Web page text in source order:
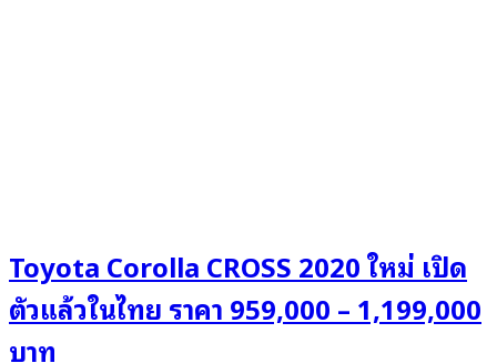
Toyota Corolla CROSS 2020 ใหม่ เปิด
ตัวแล้วในไทย ราคา 959,000 – 1,199,000
บาท